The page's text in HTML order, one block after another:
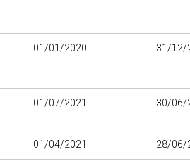
01/01/2020 31/12/
01/07/2021 30/06/
01/04/2021 28/06/